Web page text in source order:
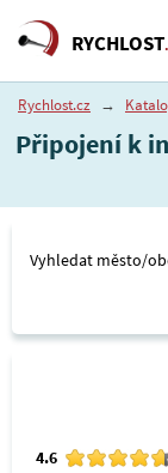
RYCHLOST
Rychlost.cz →
Připojení k
Vyhledat město/
4.6